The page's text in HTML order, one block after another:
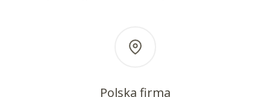
Polska firma